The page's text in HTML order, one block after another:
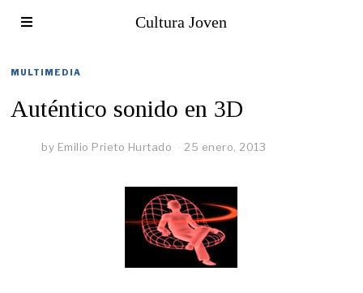
Cultura Joven
MULTIMEDIA
Auténtico sonido en 3D
by Emilio Prieto Hurtado 25 enero, 2013